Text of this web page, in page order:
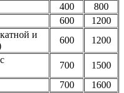
400
800
600
1200
и
600
1200
700
1500
700
1600